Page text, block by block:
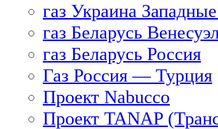
газ Украина
газ Беларусь
газ Беларусь Россия
Газ Россия — Турция
Проект Nabucco
Проект TANAP